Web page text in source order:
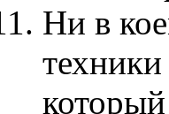
Ни в